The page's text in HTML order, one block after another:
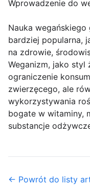
Wprowadzenie do
Nauka
bardziej popularna,
na zdrowie,
Weganizm, jako
ograniczenie
zwierzęcego, ale
wykorzystywania
bogate w witaminy,
substancje
← Powrót do listy